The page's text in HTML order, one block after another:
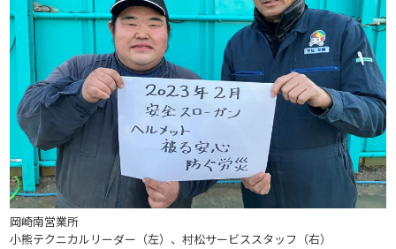
岡崎南営業所
小熊テクニカルリーダー（左）、村松サービススタッフ（右）